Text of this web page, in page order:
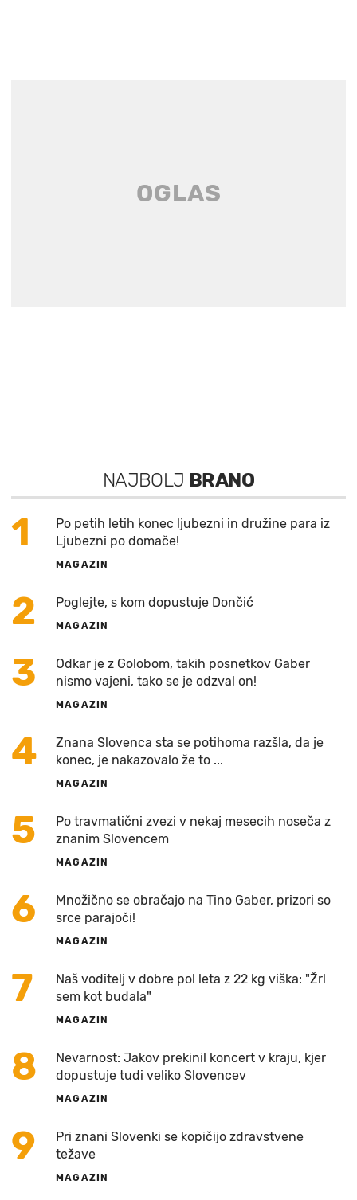
NAJBOLJ BRANO
1
Po petih letih konec ljubezni in družine para iz
Ljubezni po domače!
MAGAZIN
2 Poglejte, s kom dopustuje Dončić
MAGAZIN
3
Odkar je z Golobom, takih posnetkov Gaber
nismo vajeni, tako se je odzval on!
MAGAZIN
4
Znana Slovenca sta se potihoma razšla, da je
konec, je nakazovalo že to ...
MAGAZIN
5
Po travmatični zvezi v nekaj mesecih noseča z
znanim Slovencem
MAGAZIN
6
Množično se obračajo na Tino Gaber, prizori so
srce parajoči!
MAGAZIN
7
Naš voditelj v dobre pol leta z 22 kg viška: "Žrl
sem kot budala"
MAGAZIN
8
Nevarnost: Jakov prekinil koncert v kraju, kjer
dopustuje tudi veliko Slovencev
MAGAZIN
9
Pri znani Slovenki se kopičijo zdravstvene
težave
MAGAZIN